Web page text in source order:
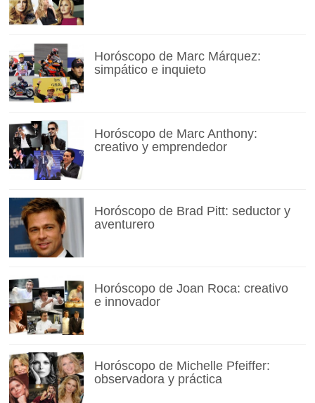
Horóscopo de Marc Márquez:
simpático e inquieto
Horóscopo de Marc Anthony:
creativo y emprendedor
Horóscopo de Brad Pitt: seductor y
aventurero
Horóscopo de Joan Roca: creativo
e innovador
Horóscopo de Michelle Pfeiffer:
observadora y práctica